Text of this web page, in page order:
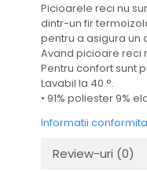
Picioarele reci nu
dintr-un fir
pentru a asigura un
Avand picioare reci
Pentru confort sunt
Lavabil la 40 °.
• 91% poliester 9%
Informatii
Review-uri (0)